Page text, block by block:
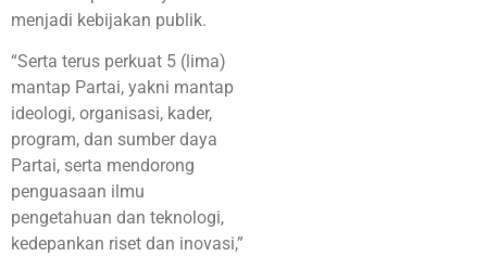
menjadi kebijakan publik.
“Serta terus perkuat 5 (lima)
mantap Partai, yakni mantap
ideologi, organisasi, kader,
program, dan sumber daya
Partai, serta mendorong
penguasaan ilmu
pengetahuan dan teknologi,
kedepankan riset dan inovasi,”